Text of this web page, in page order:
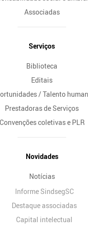
Associadas
Serviços
Biblioteca
Editais
/ Talento
Prestadoras de Serviços
Convenções coletivas e PLR
Novidades
Notícias
Informe SindsegSC
Destaque associadas
Capital intelectual